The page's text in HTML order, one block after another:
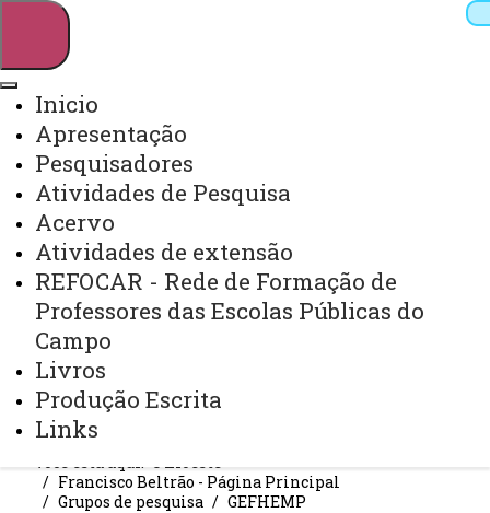
Webmail
Arquivo Virtual
Campus
Inicio
Apresentação
Pesquisadores
Atividades de Pesquisa
Acervo
Atividades de extensão
REFOCAR - Rede de Formação de
Professores das Escolas Públicas do
Campo
Livros
Produção Escrita
Links
GEFHEMP
Você está aqui: Unioeste
Francisco Beltrão - Página Principal
Grupos de pesquisa
GEFHEMP